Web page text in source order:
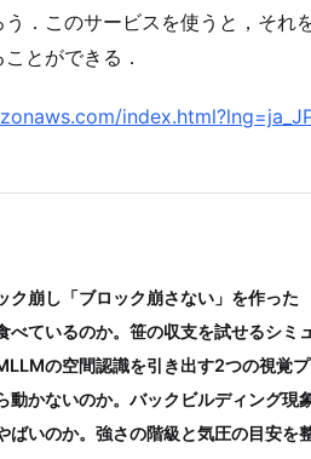
．このサービスを使うと，それ
とができる．
ク崩し「ブロック崩さない」を作った
べているのか。笹の収支を試せるシミ
の空間認識を引き出す2つの視覚
動かないのか。バックビルディング現
ばいのか。強さの階級と気圧の目安を